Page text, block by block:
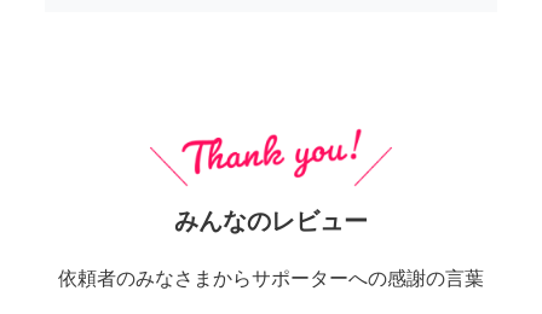
みんなのレビュー
依頼者のみなさまからサポーターへの感謝の言葉